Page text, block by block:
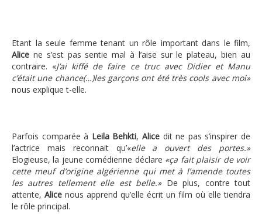
Etant la seule femme tenant un rôle important dans le film,
Alice ne s’est pas sentie mal à l’aise sur le plateau, bien au
contraire. «J’ai kiffé de faire ce truc avec Didier et Manu
c’était une chance(…)les garçons ont été très cools avec moi»
nous explique t-elle.
Parfois comparée à Leila Behkti,Alice dit ne pas s’inspirer de
l’actrice mais reconnait qu’«elle a ouvert des portes.»
Elogieuse, la jeune comédienne déclare «ça fait plaisir de voir
cette meuf d’origine algérienne qui met à l’amende toutes
les autres tellement elle est belle.» De plus, contre tout
attente, Alice nous apprend qu’elle écrit un film où elle tiendra
le rôle principal.